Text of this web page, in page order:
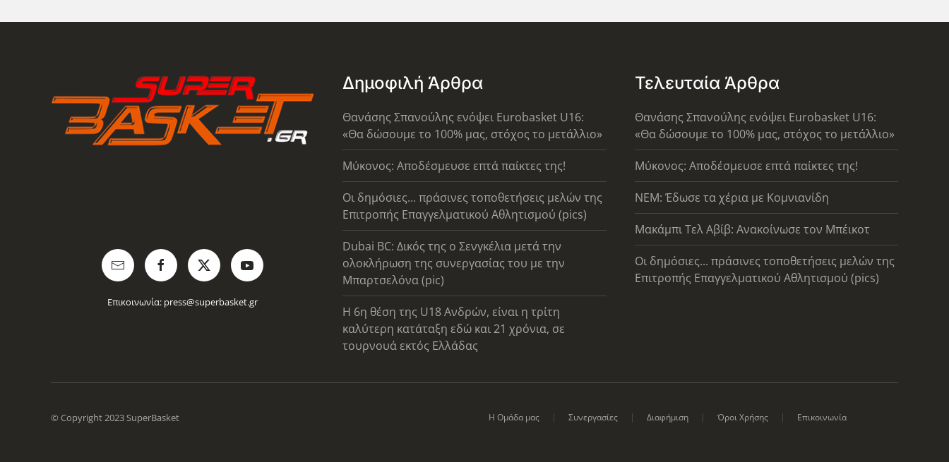
Επικοινωνία: press@superbasket.gr
Δημοφιλή Άρθρα
Θανάσης Σπανούλης ενόψει Eurobasket U16:
«Θα δώσουμε το 100% μας, στόχος το μετάλλιο»
Μύκονος: Αποδέσμευσε επτά παίκτες της!
Οι δημόσιες... πράσινες τοποθετήσεις μελών της
Επιτροπής Επαγγελματικού Αθλητισμού (pics)
Dubai BC: Δικός της ο Σενγκέλια μετά την
ολοκλήρωση της συνεργασίας του με την
Μπαρτσελόνα (pic)
Η 6η θέση της U18 Ανδρών, είναι η τρίτη
καλύτερη κατάταξη εδώ και 21 χρόνια, σε
τουρνουά εκτός Ελλάδας
Τελευταία Άρθρα
Θανάσης Σπανούλης ενόψει Eurobasket U16:
«Θα δώσουμε το 100% μας, στόχος το μετάλλιο»
Μύκονος: Αποδέσμευσε επτά παίκτες της!
ΝΕΜ: Έδωσε τα χέρια με Κομνιανίδη
Μακάμπι Τελ Αβίβ: Ανακοίνωσε τον Μπέικοτ
Οι δημόσιες... πράσινες τοποθετήσεις μελών της
Επιτροπής Επαγγελματικού Αθλητισμού (pics)
© Copyright 2023 SuperBasket Η Ομάδα μας Συνεργασίες Διαφήμιση Όροι Χρήσης Επικοινωνία